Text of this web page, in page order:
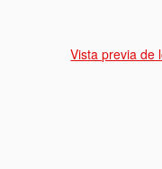
Vista previa de